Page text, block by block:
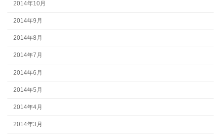
2014年10月
2014年9月
2014年8月
2014年7月
2014年6月
2014年5月
2014年4月
2014年3月